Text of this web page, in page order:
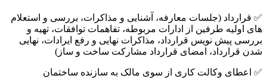
✅ قرارداد (جلسات معارفه، آشنایی و مذاکرات، بررسی و استعلام
های اولیه طرفین از ادارات مربوطه، تفاهمات توافقات، تهیه و
بررسی پیش نویس قرارداد، مذاکرات نهایی و رفع ایرادات، نهایی
شدن قرارداد، امضای قرارداد مشارکت ساخت و ساز)
✅ اعطای وکالت کاری از سوی مالک به سازنده ساختمان